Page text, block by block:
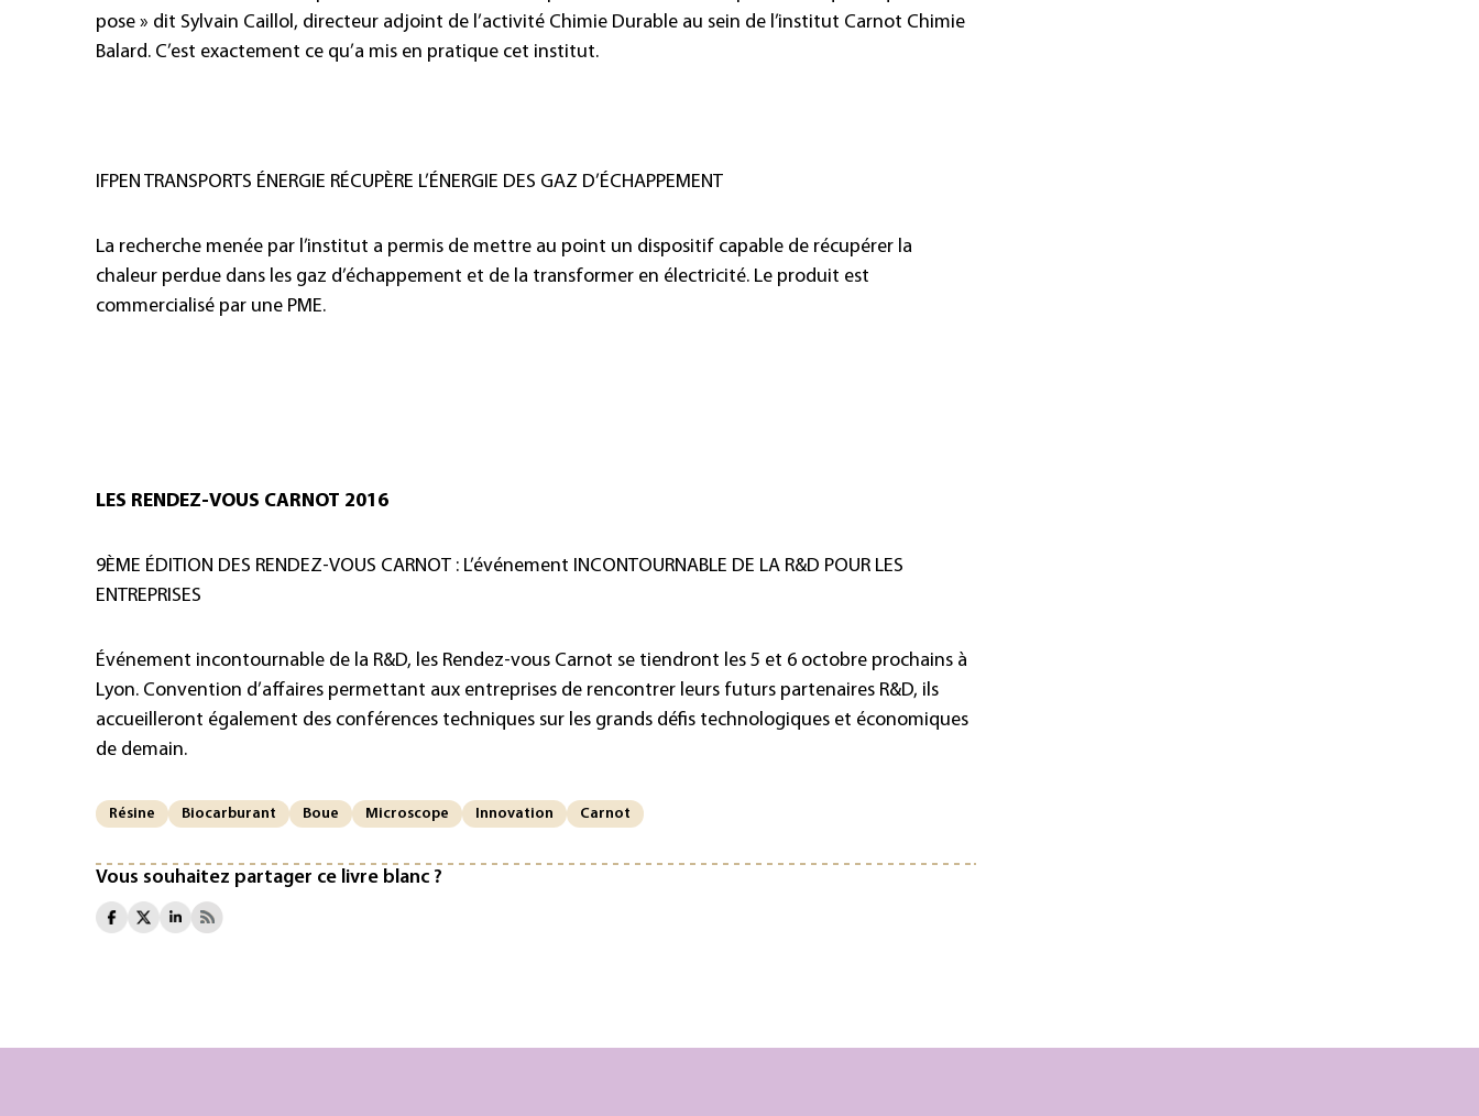
pose » dit Sylvain Caillol, directeur adjoint de l’activité Chimie Durable au sein de l’institut Carnot Chimie
Balard. C’est exactement ce qu’a mis en pratique cet institut.
IFPEN TRANSPORTS ÉNERGIE RÉCUPÈRE L’ÉNERGIE DES GAZ D’ÉCHAPPEMENT
La recherche menée par l’institut a permis de mettre au point un dispositif capable de récupérer la
chaleur perdue dans les gaz d’échappement et de la transformer en électricité. Le produit est
commercialisé par une PME.
LES RENDEZ-VOUS CARNOT 2016
9ÈME ÉDITION DES RENDEZ-VOUS CARNOT : L’événement INCONTOURNABLE DE LA R&D POUR LES
ENTREPRISES
Événement incontournable de la R&D, les Rendez-vous Carnot se tiendront les 5 et 6 octobre prochains à
Lyon. Convention d’affaires permettant aux entreprises de rencontrer leurs futurs partenaires R&D, ils
accueilleront également des conférences techniques sur les grands défis technologiques et économiques
de demain.
Résine Biocarburant Boue Microscope Innovation Carnot
Vous souhaitez partager ce livre blanc ?